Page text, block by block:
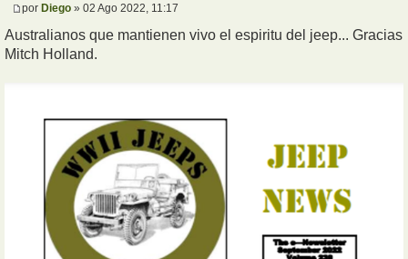
por Diego » 02 Ago 2022, 11:17
Australianos que mantienen vivo el espiritu del jeep... Gracias
Mitch Holland.